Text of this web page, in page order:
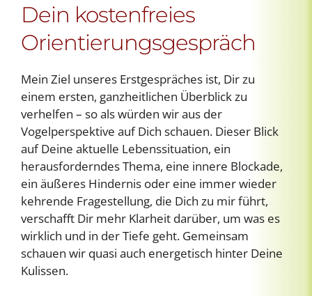
Dein kostenfreies
Orientierungsgespräch
Mein Ziel unseres Erstgespräches ist, Dir zu
einem ersten, ganzheitlichen Überblick zu
verhelfen – so als würden wir aus der
Vogelperspektive auf Dich schauen. Dieser Blick
auf Deine aktuelle Lebenssituation, ein
herausforderndes Thema, eine innere Blockade,
ein äußeres Hindernis oder eine immer wieder
kehrende Fragestellung, die Dich zu mir führt,
verschafft Dir mehr Klarheit darüber, um was es
wirklich und in der Tiefe geht. Gemeinsam
schauen wir quasi auch energetisch hinter Deine
Kulissen.